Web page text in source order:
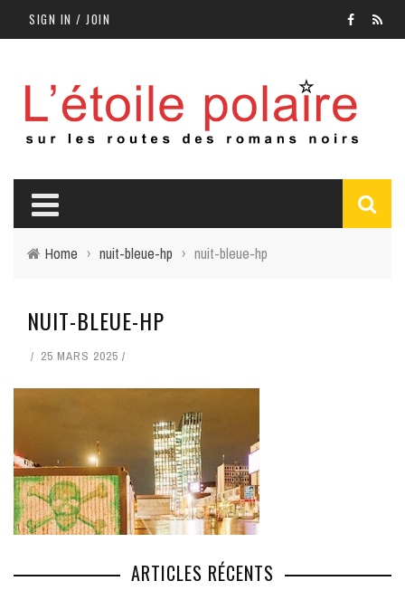
SIGN IN / JOIN
Home › nuit-bleue-hp › nuit-bleue-hp
NUIT-BLEUE-HP
25 MARS 2025
ARTICLES RÉCENTS